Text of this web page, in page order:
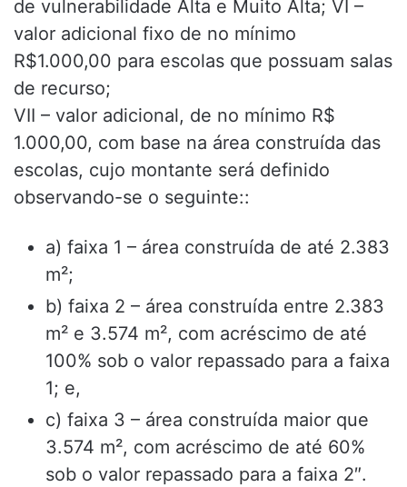
de vulnerabilidade Alta e Muito Alta; VI –
valor adicional fixo de no mínimo
R$1.000,00 para escolas que possuam salas
de recurso;
VII – valor adicional, de no mínimo R$
1.000,00, com base na área construída das
escolas, cujo montante será definido
observando-se o seguinte::
a) faixa 1 – área construída de até 2.383
m²;
b) faixa 2 – área construída entre 2.383
m² e 3.574 m², com acréscimo de até
100% sob o valor repassado para a faixa
1; e,
c) faixa 3 – área construída maior que
3.574 m², com acréscimo de até 60%
sob o valor repassado para a faixa 2″.